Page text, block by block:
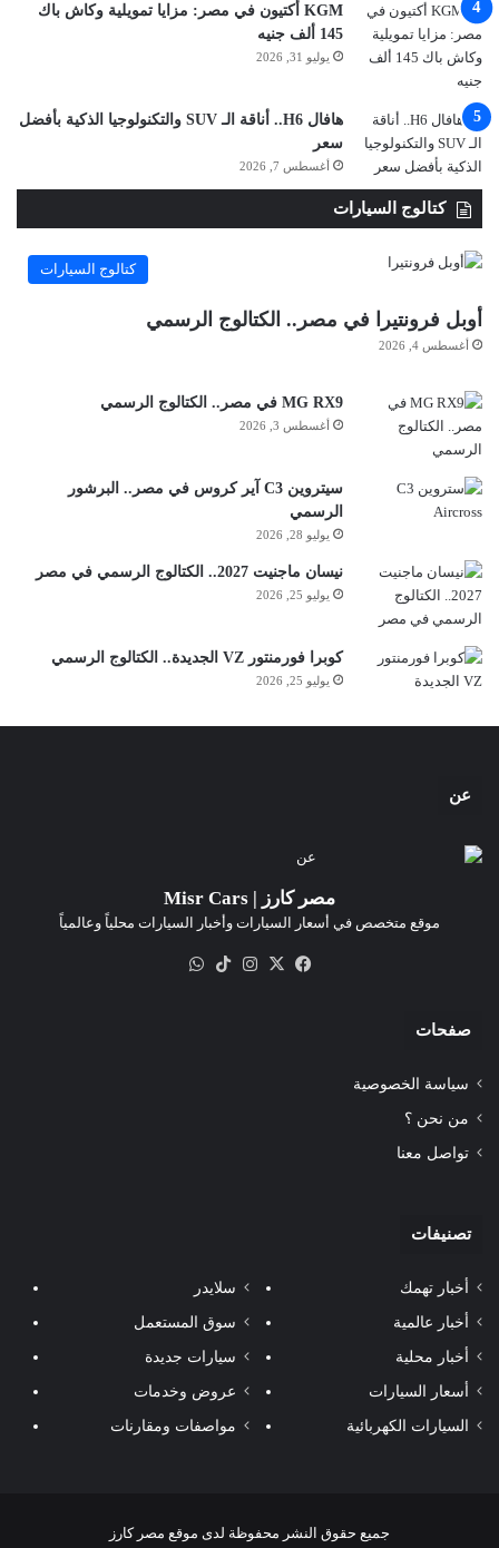
KGM أكتيون في مصر: مزايا تمويلية وكاش باك
145 ألف جنيه
يوليو 31, 2026
هافال H6.. أناقة الـ SUV والتكنولوجيا الذكية بأفضل
سعر
أغسطس 7, 2026
كتالوج السيارات
كتالوج السيارات
أوبل فرونتيرا في مصر.. الكتالوج الرسمي
أغسطس 4, 2026
MG RX9 في مصر.. الكتالوج الرسمي
أغسطس 3, 2026
سيتروين C3 آير كروس في مصر.. البرشور
الرسمي
يوليو 28, 2026
نيسان ماجنيت 2027.. الكتالوج الرسمي في مصر
يوليو 25, 2026
كوبرا فورمنتور VZ الجديدة.. الكتالوج الرسمي
يوليو 25, 2026
عن
مصر كارز | Misr Cars
موقع متخصص في أسعار السيارات وأخبار السيارات محلياً وعالمياً
فيسبوك
‫X انستقرام‫TikTok
صفحات
سياسة الخصوصية
من نحن ؟
تواصل معنا
تصنيفات
أخبار تهمك
أخبار عالمية
أخبار محلية
أسعار السيارات
السيارات الكهربائية
سلايدر
سوق المستعمل
سيارات جديدة
عروض وخدمات
مواصفات ومقارنات
جميع حقوق النشر محفوظة لدى موقع مصر كارز